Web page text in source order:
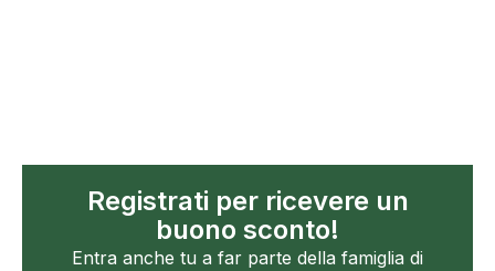
Registrati per ricevere un
buono sconto!
Entra anche tu a far parte della famiglia di